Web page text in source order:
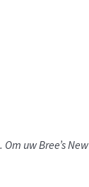
uw Bree’s